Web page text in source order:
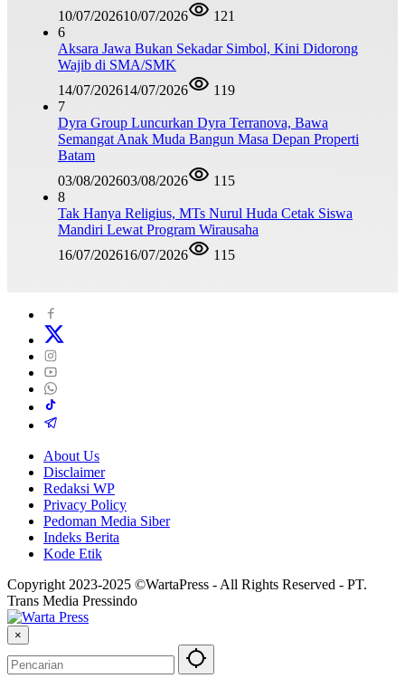
10/07/202610/07/2026
121
6
Aksara Jawa Bukan Sekadar Simbol, Kini Didorong
Wajib di SMA/SMK
14/07/202614/07/2026
119
7
Dyra Group Luncurkan Dyra Terranova, Bawa
Semangat Anak Muda Bangun Masa Depan Properti
Batam
03/08/202603/08/2026
115
8
Tak Hanya Religius, MTs Nurul Huda Cetak Siswa
Mandiri Lewat Program Wirausaha
16/07/202616/07/2026 115
About Us
Disclaimer
Redaksi WP
Privacy Policy
Pedoman Media Siber
Indeks Berita
Kode Etik
Copyright 2023-2025 ©WartaPress - All Rights Reserved - PT.
Trans Media Pressindo
×